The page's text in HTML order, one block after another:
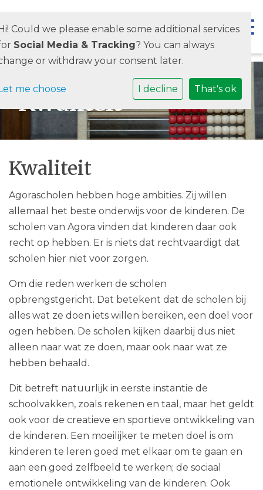
Kwaliteit
Kwaliteit
Agorascholen hebben hoge ambities. Zij willen
allemaal het beste onderwijs voor de kinderen. De
scholen van Agora vinden dat kinderen daar ook
recht op hebben. Er is niets dat rechtvaardigt dat
scholen hier niet voor zorgen.
Om die reden werken de scholen
opbrengstgericht. Dat betekent dat de scholen bij
alles wat ze doen iets willen bereiken, een doel voor
ogen hebben. De scholen kijken daarbij dus niet
alleen naar wat ze doen, maar ook naar wat ze
hebben behaald.
Dit betreft natuurlijk in eerste instantie de
schoolvakken, zoals rekenen en taal, maar het geldt
ook voor de creatieve en sportieve ontwikkeling van
de kinderen. Een moeilijker te meten doel is om
kinderen te leren goed met elkaar om te gaan en
aan een goed zelfbeeld te werken; de sociaal
emotionele ontwikkeling van de kinderen. Ook
Could we please enable some additional services
Social Media & Tracking? You can always
or withdraw your consent later.
me choose I decline That's ok